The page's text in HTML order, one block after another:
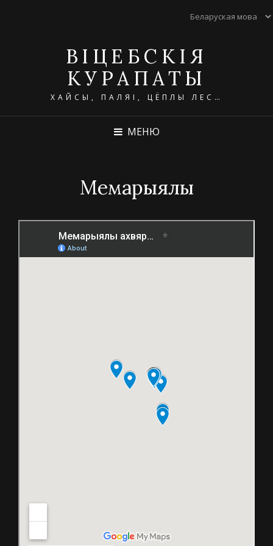
ВІЦЕБСКІЯ
КУРАПАТЫ
ХАЙСЫ, ПАЛЯІ, ЦЁПЛЫ ЛЕС…
МЕНЮ
Мемарыялы